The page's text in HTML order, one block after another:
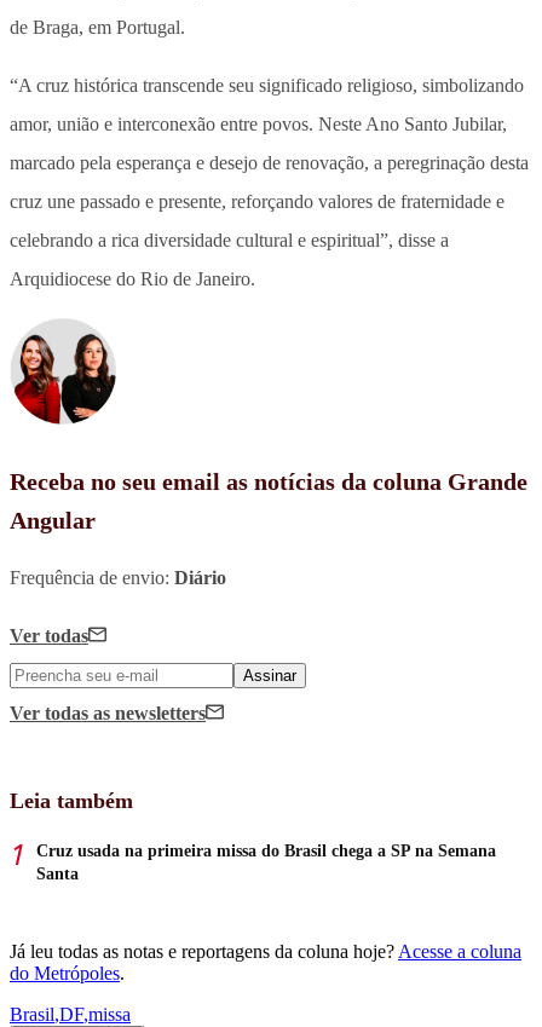
de Braga, em Portugal.
“A cruz histórica transcende seu significado religioso, simbolizando
amor, união e interconexão entre povos. Neste Ano Santo Jubilar,
marcado pela esperança e desejo de renovação, a peregrinação desta
cruz une passado e presente, reforçando valores de fraternidade e
celebrando a rica diversidade cultural e espiritual”, disse a
Arquidiocese do Rio de Janeiro.
Receba no seu email as notícias da coluna Grande
Angular
Frequência de envio: Diário
Ver todas
Assinar
Ver todas as newsletters
Leia também
Cruz usada na primeira missa do Brasil chega a SP na Semana
Santa
Já leu todas as notas e reportagens da coluna hoje? Acesse a coluna
do Metrópoles.
Brasil,DF,missa